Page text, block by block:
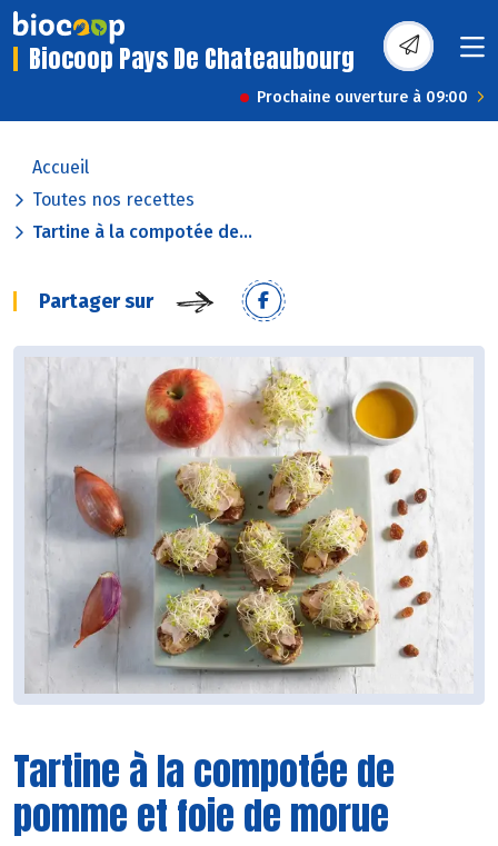
Biocoop Pays De Chateaubourg
Prochaine ouverture à 09:00
Accueil
Toutes nos recettes
Tartine à la compotée de...
Partager sur
Tartine à la compotée de
pomme et foie de morue